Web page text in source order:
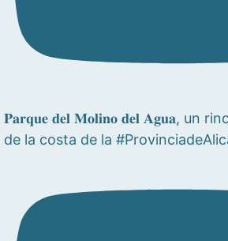
𝐏𝐚𝐫𝐪𝐮𝐞 𝐝𝐞𝐥 𝐌𝐨𝐥𝐢𝐧𝐨 𝐝𝐞𝐥 𝐀𝐠𝐮𝐚, un
de la costa de la